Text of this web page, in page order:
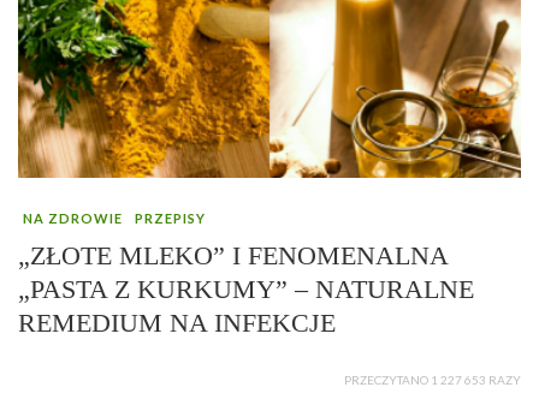
NA ZDROWIE PRZEPISY
„ZŁOTE MLEKO” I FENOMENALNA
„PASTA Z KURKUMY” – NATURALNE
REMEDIUM NA INFEKCJE
PRZECZYTANO 1 227 653 RAZY